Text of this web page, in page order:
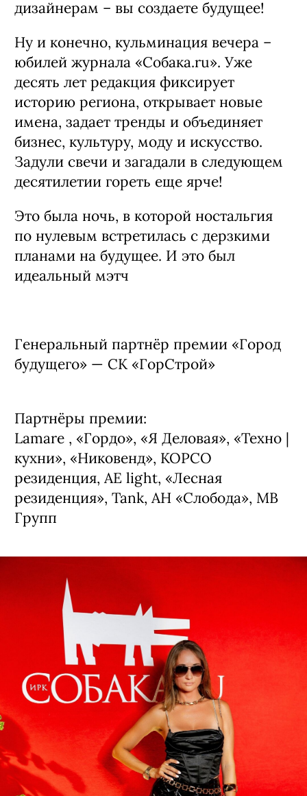
очки!
Но, конечно, самое важное – узнать
победителей премии (и наградить их!).
Все интриги раскрыты, лучшие
проекты отмечены, а статуэтки нашли
своих обладателей. Аплодируем (стоя!)
лучшим архитекторам, застройщикам,
дизайнерам – вы создаете будущее!
Ну и конечно, кульминация вечера –
юбилей журнала «Собака.ru». Уже
десять лет редакция фиксирует
историю региона, открывает новые
имена, задает тренды и объединяет
Это была ночь, в которой ностальгия
идеальный мэтч
Генеральный партнёр премии «Город
будущего» — СК «ГорСтрой»
Lamare , «Гордо», «Я Деловая», «Техно |
кухни», «Никовенд», КОРСО
резиденция, AE light, «Лесная
резиденция», Tank, АН «Слобода», МВ
Групп